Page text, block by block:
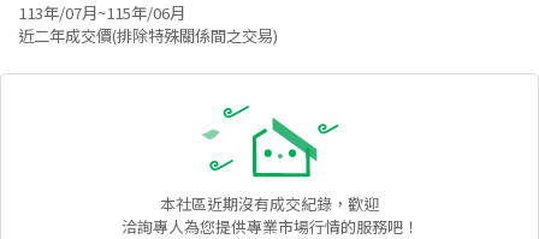
113年/07月~115年/06月
近二年成交價(排除特殊關係間之交易)
本社區近期沒有成交紀錄，歡迎
洽詢專人為您提供專業市場行情的服務吧！